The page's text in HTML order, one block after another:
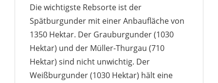
Die wichtigste Rebsorte ist der
Spätburgunder mit einer Anbaufläche von
1350 Hektar. Der Grauburgunder (1030
Hektar) und der Müller-Thurgau (710
Hektar) sind nicht unwichtig. Der
Weißburgunder (1030 Hektar) hält eine